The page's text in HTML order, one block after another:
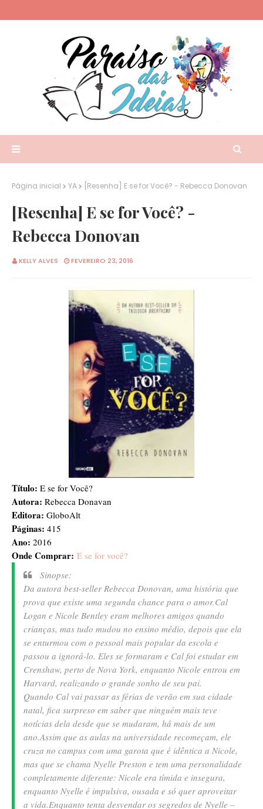
Página inicial YA [Resenha] E se for Você? - Rebecca Donovan
[Resenha] E se for Você? -
Rebecca Donovan
KELLY ALVES FEVEREIRO 23, 2016
Título: E se for Você?
Autora: Rebecca Donavan
Editora: GloboAlt
Páginas: 415
Ano: 2016
Onde Comprar: E se for você?
Sinopse:
Da autora best-seller Rebecca Donovan, uma história que
prova que existe uma segunda chance para o amor.Cal
Logan e Nicole Bentley eram melhores amigos quando
crianças, mas tudo mudou no ensino médio, depois que ela
se enturmou com o pessoal mais popular da escola e
passou a ignorá-lo. Eles se formaram e Cal foi estudar em
Crenshaw, perto de Nova York, enquanto Nicole entrou em
Harvard, realizando o grande sonho de seu pai.
Quando Cal vai passar as férias de verão em sua cidade
natal, fica surpreso em saber que ninguém mais teve
notícias dela desde que se mudaram, há mais de um
ano.Assim que as aulas na universidade recomeçam, ele
cruza no campus com uma garota que é idêntica a Nicole,
mas que se chama Nyelle Preston e tem uma personalidade
completamente diferente: Nicole era tímida e insegura,
enquanto Nyelle é impulsiva, ousada e só quer aproveitar
a vida.Enquanto tenta desvendar os segredos de Nyelle –